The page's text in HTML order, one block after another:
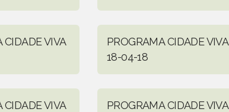
CIDADE VIVA
PROGRAMA CIDADE VIVA
18-04-18
CIDADE VIVA
PROGRAMA CIDADE VIVA